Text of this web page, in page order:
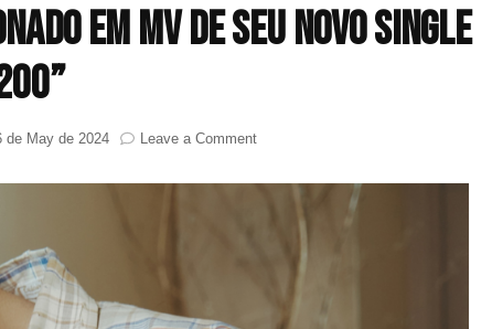
em MV de seu novo single
de May de 2024 Leave a Commenton
(NCT)